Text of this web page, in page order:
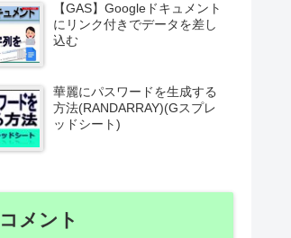
【GAS】Googleドキュメント
にリンク付きでデータを差し
込む
華麗にパスワードを生成する
方法(RANDARRAY)(Gスプレ
ッドシート)
メント